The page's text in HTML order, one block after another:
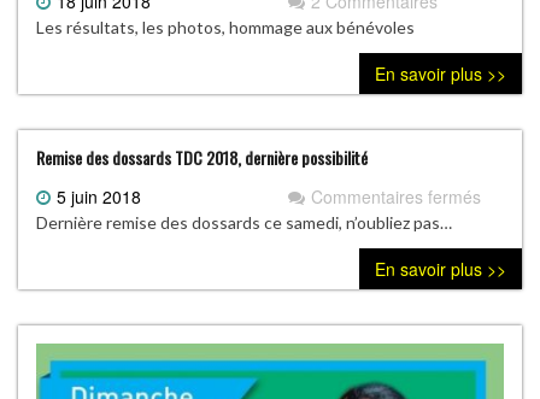
Les résultats, les photos, hommage aux bénévoles
En savoir plus >>
Remise des dossards TDC 2018, dernière possibilité
5 juin 2018 Commentaires fermés
des
TDC
2018,
Dernière remise des dossards ce samedi, n’oubliez pas…
En savoir plus >>